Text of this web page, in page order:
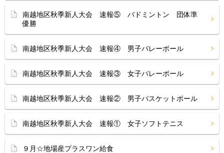
南越地区秋季新人大会 速報⑤ バドミントン 団体準
優勝
南越地区秋季新人大会 速報④ 男子バレーボール
南越地区秋季新人大会 速報③ 女子バレーボール
南越地区秋季新人大会 速報② 男子バスケットボール
南越地区秋季新人大会 速報① 女子ソフトテニス
９月☆地場産プラスワン給食